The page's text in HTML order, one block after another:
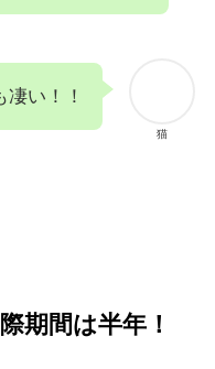
猫
い！！
期間は半年！